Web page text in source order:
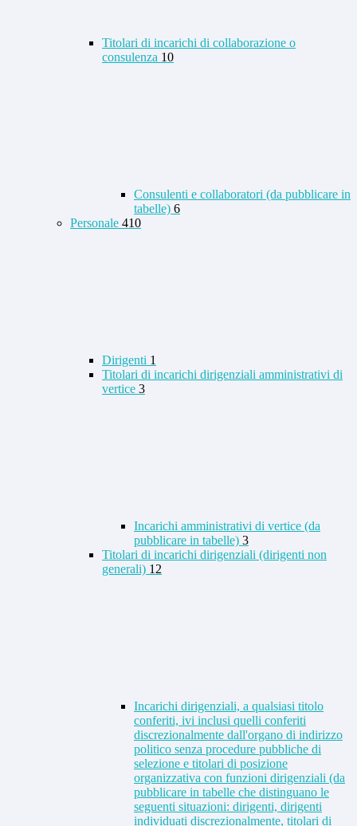
Titolari di incarichi di collaborazione o
consulenza 10
Consulenti e collaboratori (da pubblicare in
tabelle) 6
Personale 410
Dirigenti 1
Titolari di incarichi dirigenziali amministrativi di
vertice 3
Incarichi amministrativi di vertice (da
pubblicare in tabelle) 3
Titolari di incarichi dirigenziali (dirigenti non
generali) 12
Incarichi dirigenziali, a qualsiasi titolo
conferiti, ivi inclusi quelli conferiti
discrezionalmente dall'organo di indirizzo
politico senza procedure pubbliche di
selezione e titolari di posizione
organizzativa con funzioni dirigenziali (da
pubblicare in tabelle che distinguano le
seguenti situazioni: dirigenti, dirigenti
individuati discrezionalmente, titolari di